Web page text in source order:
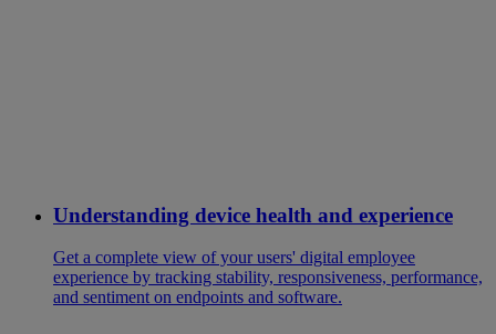
Understanding device health and experience
Get a complete view of your users' digital employee
experience by tracking stability, responsiveness, performance,
and sentiment on endpoints and software.